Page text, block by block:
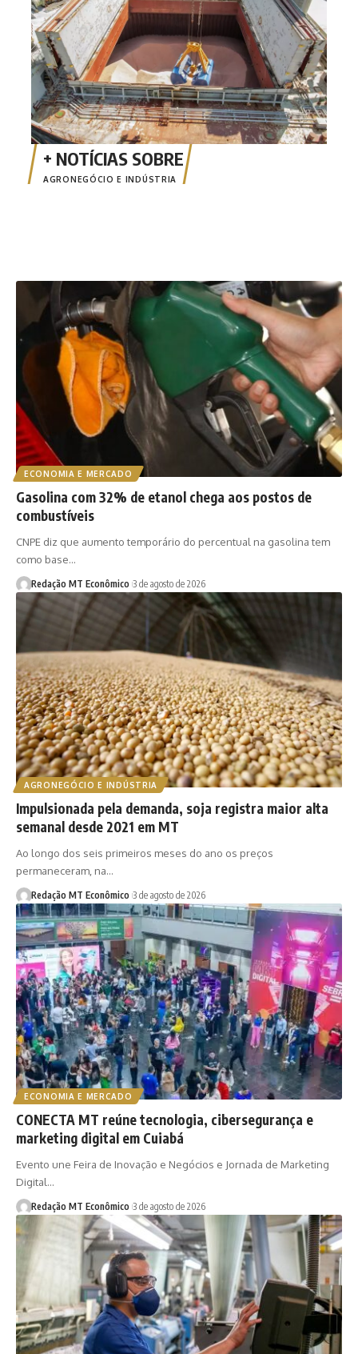
AGRONEGÓCIO E INDÚSTRIA
ECONOMIA E MERCADO
Gasolina com 32% de etanol chega aos postos de
combustíveis
CNPE diz que aumento temporário do percentual na gasolina tem
como base…
Redação MT Econômico 3 de agosto de 2026
AGRONEGÓCIO E INDÚSTRIA
Impulsionada pela demanda, soja registra maior alta
semanal desde 2021 em MT
Ao longo dos seis primeiros meses do ano os preços
permaneceram, na…
Redação MT Econômico 3 de agosto de 2026
ECONOMIA E MERCADO
CONECTA MT reúne tecnologia, cibersegurança e
marketing digital em Cuiabá
Evento une Feira de Inovação e Negócios e Jornada de Marketing
Digital…
Redação MT Econômico 3 de agosto de 2026